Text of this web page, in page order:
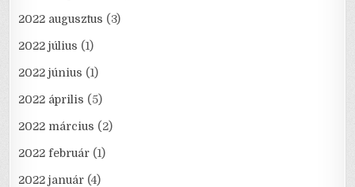
2022 augusztus (3)
2022 július (1)
2022 június (1)
2022 április (5)
2022 március (2)
2022 február (1)
2022 január (4)